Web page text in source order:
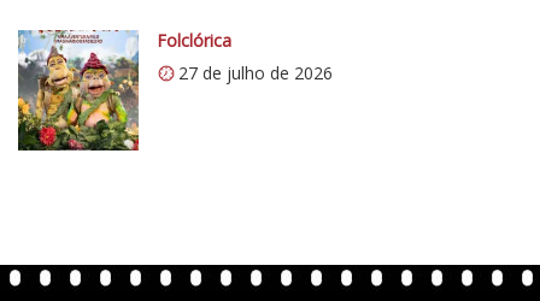
o
m
/
v
e
n
Folclórica
27 de julho de 2026